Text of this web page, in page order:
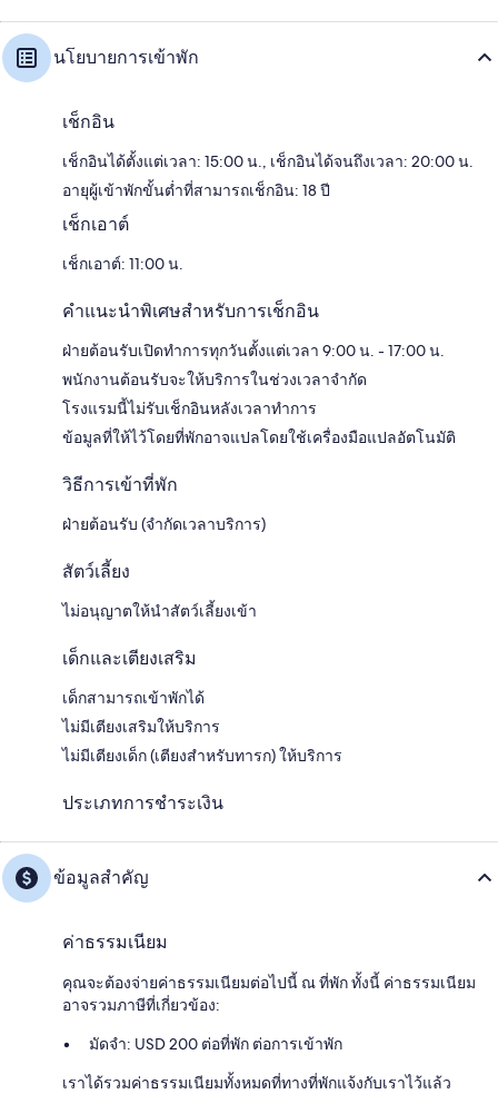
นโยบายการเข้าพัก
เช็กอิน
เช็กอินได้ตั้งแต่เวลา: 15:00 น., เช็กอินได้จนถึงเวลา: 20:00 น.
อายุผู้เข้าพักขั้นต่ำที่สามารถเช็กอิน: 18 ปี
เช็กเอาต์
เช็กเอาต์: 11:00 น.
คำแนะนำพิเศษสำหรับการเช็กอิน
ฝ่ายต้อนรับเปิดทำการทุกวันตั้งแต่เวลา 9:00 น. - 17:00 น.
พนักงานต้อนรับจะให้บริการในช่วงเวลาจำกัด
โรงแรมนี้ไม่รับเช็กอินหลังเวลาทำการ
ข้อมูลที่ให้ไว้โดยที่พักอาจแปลโดยใช้เครื่องมือแปลอัตโนมัติ
วิธีการเข้าที่พัก
ฝ่ายต้อนรับ (จำกัดเวลาบริการ)
สัตว์เลี้ยง
ไม่อนุญาตให้นำสัตว์เลี้ยงเข้า
เด็กและเตียงเสริม
เด็กสามารถเข้าพักได้
ไม่มีเตียงเสริมให้บริการ
ไม่มีเตียงเด็ก (เตียงสำหรับทารก) ให้บริการ
ประเภทการชำระเงิน
ข้อมูลสำคัญ
ค่าธรรมเนียม
คุณจะต้องจ่ายค่าธรรมเนียมต่อไปนี้ ณ ที่พัก ทั้งนี้ ค่าธรรมเนียม
อาจรวมภาษีที่เกี่ยวข้อง:
มัดจำ: USD 200 ต่อที่พัก ต่อการเข้าพัก
เราได้รวมค่าธรรมเนียมทั้งหมดที่ทางที่พักแจ้งกับเราไว้แล้ว